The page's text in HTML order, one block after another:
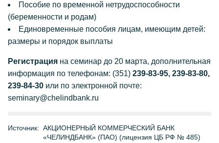
Пособие по временной нетрудоспособности
(беременности и родам)
Единовременные пособия лицам, имеющим детей:
размеры и порядок выплаты
Регистрация на семинар до 20 марта, дополнительная
информация по телефонам: (351) 239-83-95, 239-83-80,
239-84-30 или по электронной почте:
seminary@chelindbank.ru
Источник: АКЦИОНЕРНЫЙ КОММЕРЧЕСКИЙ БАНК
«ЧЕЛИНДБАНК» (ПАО) (лицензия ЦБ РФ № 485)